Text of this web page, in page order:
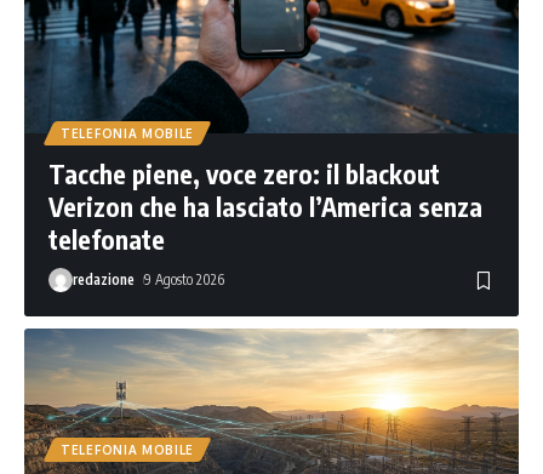
TELEFONIA MOBILE
Tacche piene, voce zero: il blackout
Verizon che ha lasciato l’America senza
telefonate
redazione 9 Agosto 2026
TELEFONIA MOBILE